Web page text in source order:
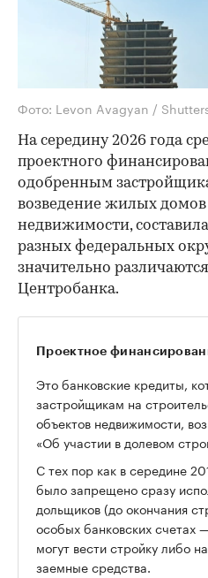
Фото: Levon Avagyan /
На середину 2026 года
проектного
одобренным
возведение жилых домов
недвижимости,
разных федеральных
значительно
Центробанка.
Проектное
Это банковские кредиты,
застройщикам на
объектов недвижимости,
«Об участии в долевом
С тех пор как в середине
было запрещено сразу
дольщиков (до окончания
особых банковских счетах
могут вести стройку либо
заемные средства.